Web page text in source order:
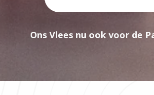
Ons Vlees nu ook voor de